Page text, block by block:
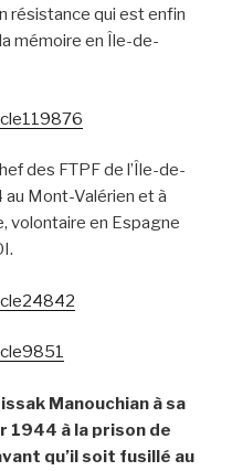
résistance qui est enfin
mémoire en Île-de-
des FTPF de l’Île-de-
au Mont-Valérien et à
volontaire en Espagne
Manouchian à sa
1944 à la prison de
qu’il soit fusillé au